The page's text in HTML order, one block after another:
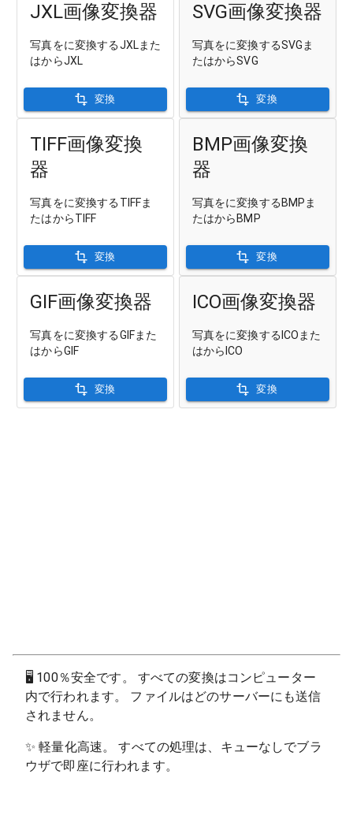
JXL画像変換器
写真をに変換するJXLまた
はからJXL
変換
SVG画像変換器
写真をに変換するSVGま
たはからSVG
変換
TIFF画像変換
器
写真をに変換するTIFFま
たはからTIFF
変換
BMP画像変換
器
写真をに変換するBMPま
たはからBMP
変換
GIF画像変換器
写真をに変換するGIFまた
はからGIF
変換
ICO画像変換器
写真をに変換するICOまた
はからICO
変換
🖥 100％安全です。 すべての変換はコンピューター
内で行われます。 ファイルはどのサーバーにも送信
されません。
✨軽量化高速。 すべての処理は、キューなしでブラ
ウザで即座に行われます。